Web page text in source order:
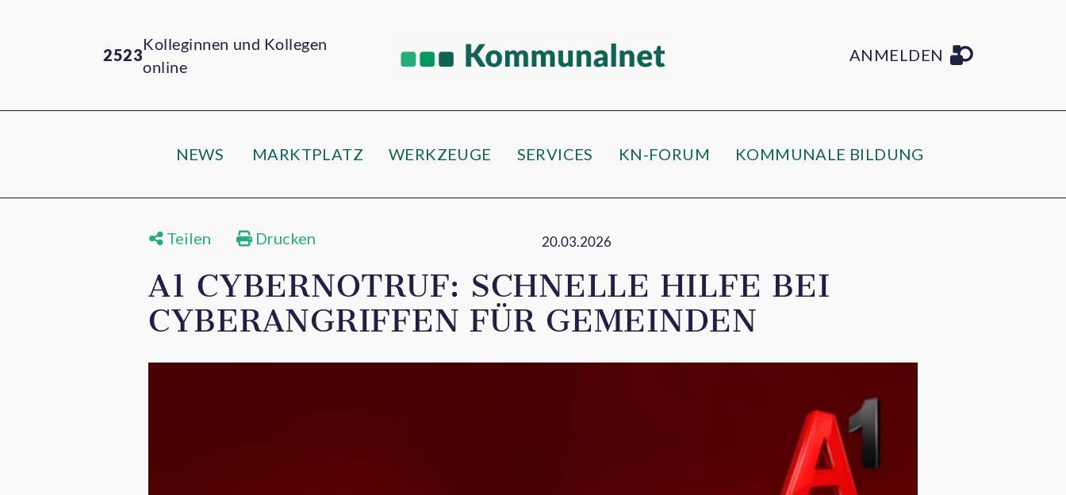
2523
Kolleginnen und Kollegen
online
ANMELDEN
NEWS MARKTPLATZ WERKZEUGE SERVICES KN-FORUM KOMMUNALE BILDUNG
Teilen Drucken 20.03.2026
A1 CYBERNOTRUF: SCHNELLE HILFE BEI
CYBERANGRIFFEN FÜR GEMEINDEN